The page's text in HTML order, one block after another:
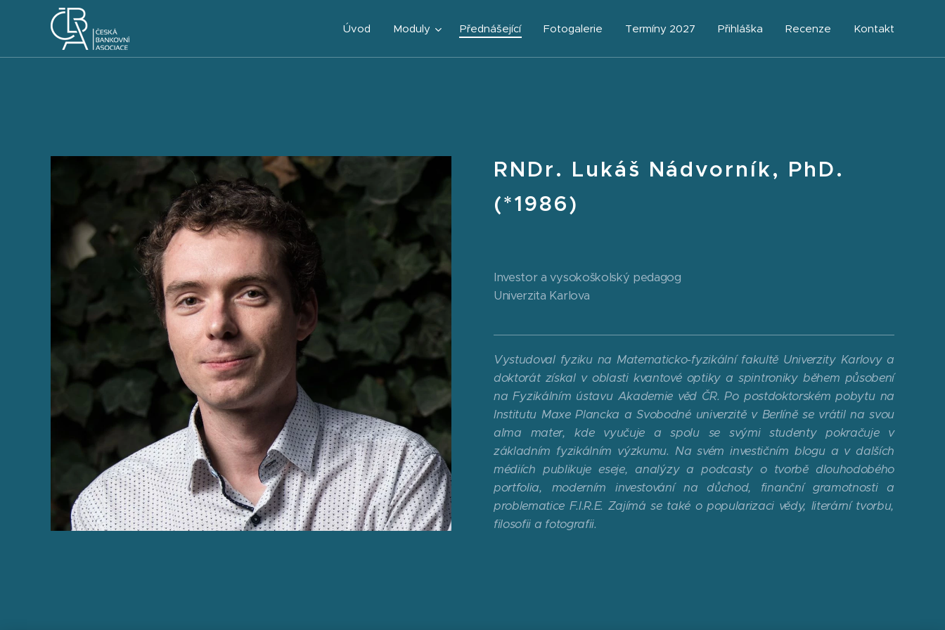
Úvod Moduly Přednášející Fotogalerie Termíny 2027 Přihláška Recenze Kontakt
RNDr. Lukáš Nádvorník, PhD.
(*1986)
Investor a vysokoškolský pedagog
Univerzita Karlova
Vystudoval fyziku na Matematicko-fyzikální fakultě Univerzity Karlovy a
doktorát získal v oblasti kvantové optiky a spintroniky během působení
na Fyzikálním ústavu Akademie věd ČR. Po postdoktorském pobytu na
Institutu Maxe Plancka a Svobodné univerzitě v Berlíně se vrátil na svou
alma mater, kde vyučuje a spolu se svými studenty pokračuje v
základním fyzikálním výzkumu. Na svém investičním blogu a v dalších
médiích publikuje eseje, analýzy a podcasty o tvorbě dlouhodobého
portfolia, moderním investování na důchod, finanční gramotnosti a
problematice F.I.R.E. Zajímá se také o popularizaci vědy, literární tvorbu,
filosofii a fotografii.